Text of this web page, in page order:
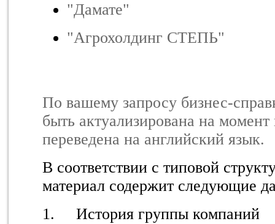
"Дамате"
"Агрохолдинг СТЕПЬ"
По вашему запросу бизнес-
быть актуализирована на
переведена на английский язык.
В соответствии с типовой
материал содержит следующие
1. История группы компаний